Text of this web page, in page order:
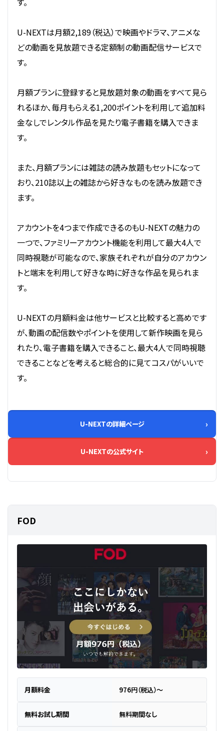
U-NEXTは月額2,189（税込）で映画やドラマ、アニメな
どの動画を見放題できる定額制の動画配信サービスで
す。
月額プランに登録すると見放題対象の動画をすべて見ら
れるほか、毎月もらえる1,200ポイントを利用して追加料
金なしでレンタル作品を見たり電子書籍を購入できま
す。
また、月額プランには雑誌の読み放題もセットになって
おり、210誌以上の雑誌から好きなものを読み放題でき
ます。
アカウントを4つまで作成できるのもU-NEXTの魅力の
一つで、ファミリーアカウント機能を利用して最大4人で
同時視聴が可能なので、家族それぞれが自分のアカウン
トと端末を利用して好きな時に好きな作品を見られま
す。
U-NEXTの月額料金は他サービスと比較すると高めです
が、動画の配信数やポイントを使用して新作映画を見ら
れたり、電子書籍を購入できること、最大4人で同時視聴
できることなどを考えると総合的に見てコスパがいいで
す。
U-NEXTの詳細ページ
U-NEXTの公式サイト
FOD
月額料金 976円（税込）～
無料お試し期間 無料期間なし